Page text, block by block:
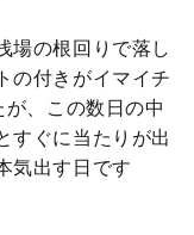
場の根回りで落し
の付きがイマイチ
が、この数日の中
すぐに当たりが出
気出す日です